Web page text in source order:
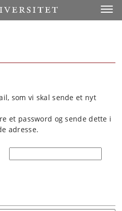
som vi skal sende et nyt
et password og sende dette i
adresse.